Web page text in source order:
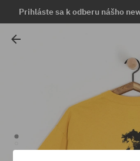
Prihláste sa k odberu nášho